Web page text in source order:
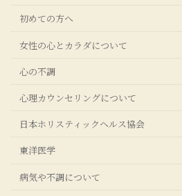
初めての方へ
女性の心とカラダについて
心の不調
心理カウンセリングについて
日本ホリスティックヘルス協会
東洋医学
病気や不調について